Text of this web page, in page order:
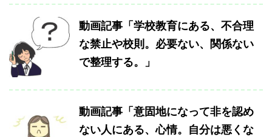
動画記事「学校教育にある、不合理
な禁止や校則。必要ない、関係ない
で整理する。」
動画記事「意固地になって非を認め
ない人にある、心情。自分は悪くな